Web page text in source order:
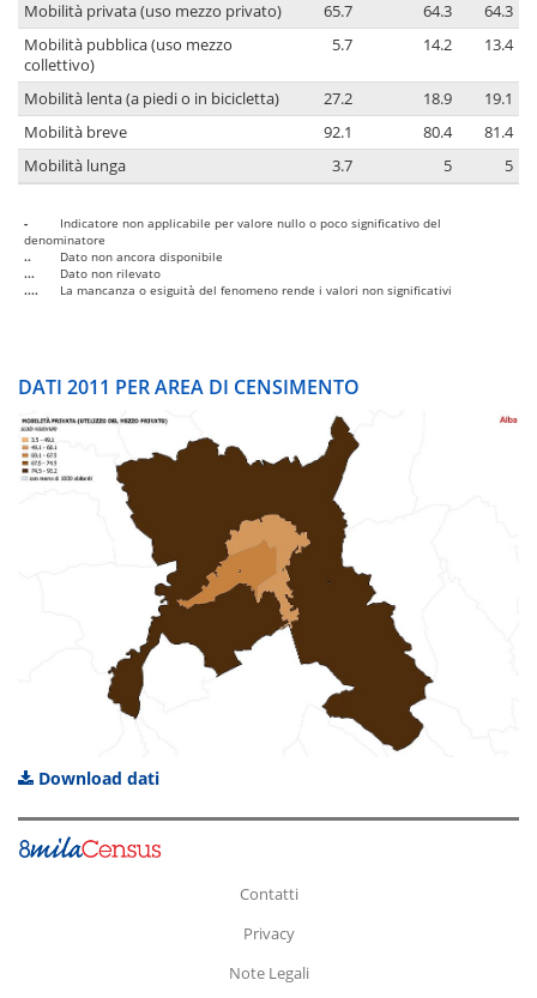
Mobilità privata (uso mezzo privato)
65.7 64.3
64.3
Mobilità pubblica (uso mezzo
collettivo)
5.7 14.2 13.4
Mobilità lenta (a piedi o in bicicletta) 27.2 18.9
19.1
Mobilità breve
92.1 80.4
81.4
Mobilità lunga
3.7 5 5
-
Indicatore non applicabile per valore nullo o poco significativo del
denominatore
..
Dato non ancora disponibile
...
Dato non rilevato
....
La mancanza o esiguità del fenomeno rende i valori non significativi
DATI 2011 PER AREA DI CENSIMENTO
Download dati
Contatti
Privacy
Note Legali